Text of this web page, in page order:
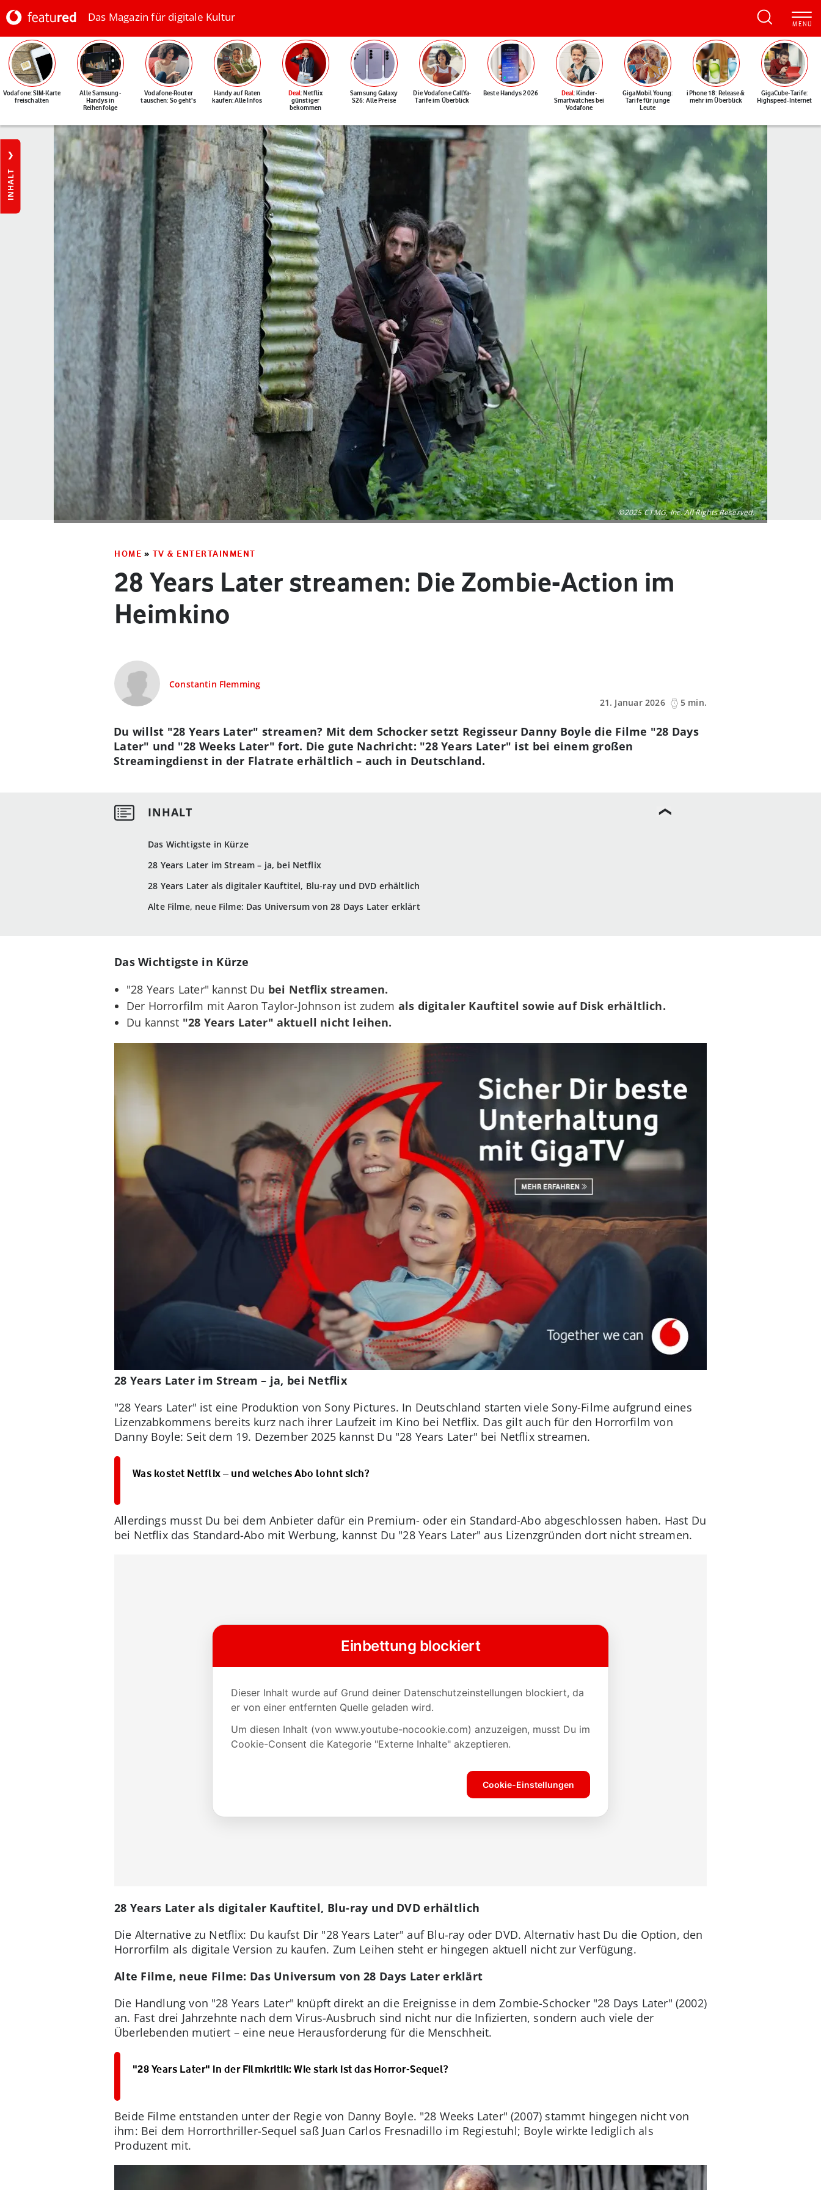
Das Magazin für digitale Kultur
Vodafone: SIM-Karte
freischalten
Alle Samsung-
Handys in
Reihenfolge
Vodafone-Router
tauschen: So geht's
Handy auf Raten
kaufen: Alle Infos
Deal: Netflix
günstiger
bekommen
Samsung Galaxy
S26: Alle Preise
Die Vodafone CallYa-
Tarife im Überblick
Beste Handys 2026 Deal: Kinder-
Smartwatches bei
Vodafone
GigaMobil Young:
Tarife für junge
Leute
iPhone 18: Release &
mehr im Überblick
GigaCube-Tarife:
Highspeed-Internet
INHALT
©2025 CTMG, Inc. All Rights Reserved.
HOME » TV & ENTERTAINMENT
28 Years Later streamen: Die Zombie-Action im
Heimkino
Constantin Flemming
21. Januar 2026
5 min.
Das Wichtigste in Kürze
28 Years Later im Stream – ja, bei Netflix
28 Years Later als digitaler Kauftitel, Blu-ray und DVD erhältlich
Alte Filme, neue Filme: Das Universum von 28 Days Later erklärt
Du willst "28 Years Later" streamen? Mit dem Schocker setzt Regisseur Danny Boyle die Filme "28 Days
Later" und "28 Weeks Later" fort. Die gute Nachricht: "28 Years Later" ist bei einem großen
Streamingdienst in der Flatrate erhältlich – auch in Deutschland.
Das Wichtigste in Kürze
"28 Years Later" kannst Du bei Netflix streamen.
Der Horrorfilm mit Aaron Taylor-Johnson ist zudem als digitaler Kauftitel sowie auf Disk erhältlich.
Du kannst "28 Years Later" aktuell nicht leihen.
28 Years Later im Stream – ja, bei Netflix
"28 Years Later" ist eine Produktion von Sony Pictures. In Deutschland starten viele Sony-Filme aufgrund eines
Lizenzabkommens bereits kurz nach ihrer Laufzeit im Kino bei Netflix. Das gilt auch für den Horrorfilm von
Danny Boyle: Seit dem 19. Dezember 2025 kannst Du "28 Years Later" bei Netflix streamen.
Was kostet Netflix – und welches Abo lohnt sich?
Allerdings musst Du bei dem Anbieter dafür ein Premium- oder ein Standard-Abo abgeschlossen haben. Hast Du
bei Netflix das Standard-Abo mit Werbung, kannst Du "28 Years Later" aus Lizenzgründen dort nicht streamen.
28 Years Later als digitaler Kauftitel, Blu-ray und DVD erhältlich
Die Alternative zu Netflix: Du kaufst Dir "28 Years Later" auf Blu-ray oder DVD. Alternativ hast Du die Option, den
Horrorfilm als digitale Version zu kaufen. Zum Leihen steht er hingegen aktuell nicht zur Verfügung.
Alte Filme, neue Filme: Das Universum von 28 Days Later erklärt
Die Handlung von "28 Years Later" knüpft direkt an die Ereignisse in dem Zombie-Schocker "28 Days Later" (2002)
an. Fast drei Jahrzehnte nach dem Virus-Ausbruch sind nicht nur die Infizierten, sondern auch viele der
Überlebenden mutiert – eine neue Herausforderung für die Menschheit.
"28 Years Later" in der Filmkritik: Wie stark ist das Horror-Sequel?
Beide Filme entstanden unter der Regie von Danny Boyle. "28 Weeks Later" (2007) stammt hingegen nicht von
ihm: Bei dem Horrorthriller-Sequel saß Juan Carlos Fresnadillo im Regiestuhl; Boyle wirkte lediglich als
Produzent mit.